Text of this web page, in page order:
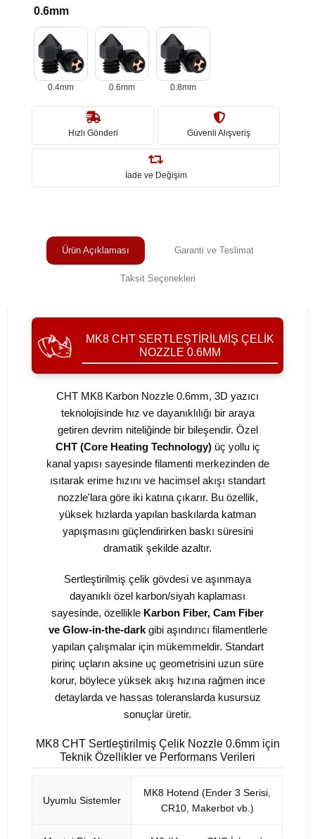
0.6mm
0.4mm 0.6mm 0.8mm
Hızlı Gönderi Güvenli Alışveriş
İade ve Değişim
Ürün Açıklaması Garanti ve Teslimat
Taksit Seçenekleri
MK8 CHT SERTLEŞTIRILMIŞ ÇELIK
NOZZLE 0.6MM
CHT MK8 Karbon Nozzle 0.6mm, 3D yazıcı
teknolojisinde hız ve dayanıklılığı bir araya
getiren devrim niteliğinde bir bileşendir. Özel
CHT (Core Heating Technology)üç yollu iç
kanal yapısı sayesinde filamenti merkezinden de
ısıtarak erime hızını ve hacimsel akışı standart
nozzle'lara göre iki katına çıkarır. Bu özellik,
yüksek hızlarda yapılan baskılarda katman
yapışmasını güçlendirirken baskı süresini
dramatik şekilde azaltır.
Sertleştirilmiş çelik gövdesi ve aşınmaya
dayanıklı özel karbon/siyah kaplaması
sayesinde, özellikle Karbon Fiber, Cam Fiber
ve Glow-in-the-darkgibi aşındırıcı filamentlerle
yapılan çalışmalar için mükemmeldir. Standart
pirinç uçların aksine uç geometrisini uzun süre
korur, böylece yüksek akış hızına rağmen ince
detaylarda ve hassas toleranslarda kusursuz
sonuçlar üretir.
MK8 CHT Sertleştirilmiş Çelik Nozzle 0.6mm için
Teknik Özellikler ve Performans Verileri
Uyumlu Sistemler
MK8 Hotend (Ender 3 Serisi,
CR10, Makerbot vb.)